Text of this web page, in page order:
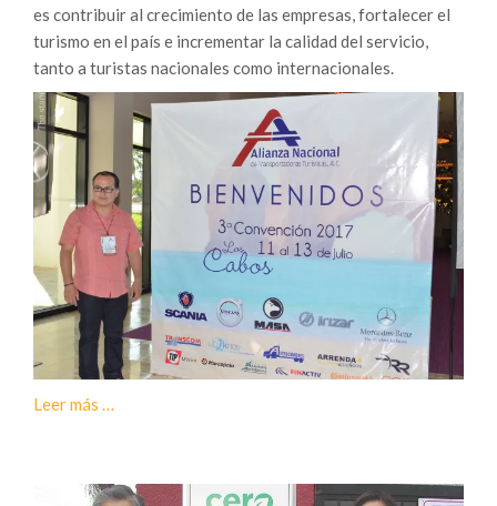
es contribuir al crecimiento de las empresas, fortalecer el
turismo en el país e incrementar la calidad del servicio,
tanto a turistas nacionales como internacionales.
Leer más
ANTT